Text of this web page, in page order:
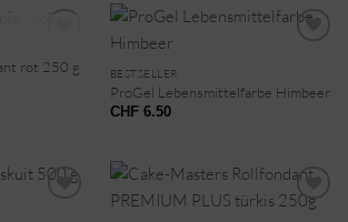
rot 250 g BESTSELLER
ProGel Lebensmittelfarbe Himbeer
CHF6.50